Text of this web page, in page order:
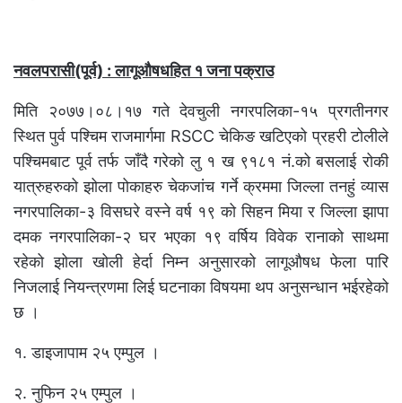
नवलपरासी(पूर्व) : लागूऔषधहित १ जना पक्राउ
मिति २०७७।०८।१७ गते देवचुली नगरपलिका-१५ प्रगतीनगर
स्थित पुर्व पश्चिम राजमार्गमा RSCC चेकिङ खटिएको प्रहरी टोलीले
पश्चिमबाट पूर्व तर्फ जाँदै गरेको लु १ ख ९१८१ नं.को बसलाई रोकी
यात्रुहरुको झोला पोकाहरु चेकजांच गर्ने क्रममा जिल्ला तनहुं व्यास
नगरपालिका-३ विसघरे वस्ने वर्ष १९ को सिहन मिया र जिल्ला झापा
दमक नगरपालिका-२ घर भएका १९ वर्षिय विवेक रानाको साथमा
रहेको झोला खोली हेर्दा निम्न अनुसारको लागूऔषध फेला पारि
निजलाई नियन्त्रणमा लिई घटनाका विषयमा थप अनुसन्धान भईरहेको
छ ।
१. डाइजापाम २५ एम्पुल ।
२. नुफिन २५ एम्पुल ।